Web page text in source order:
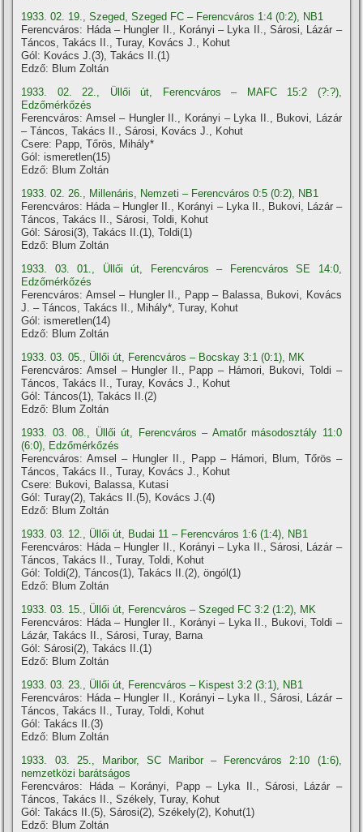
1933. 02. 19., Szeged, Szeged FC – Ferencváros 1:4 (0:2), NB1
Ferencváros: Háda – Hungler II., Korányi – Lyka II., Sárosi, Lázár –
Táncos, Takács II., Turay, Kovács J., Kohut
Gól: Kovács J.(3), Takács II.(1)
Edző: Blum Zoltán
1933. 02. 22., Üllői út, Ferencváros – MAFC 15:2 (?:?),
Edzőmérkőzés
Ferencváros: Amsel – Hungler II., Korányi – Lyka II., Bukovi, Lázár
– Táncos, Takács II., Sárosi, Kovács J., Kohut
Csere: Papp, Tőrös, Mihály*
Gól: ismeretlen(15)
Edző: Blum Zoltán
1933. 02. 26., Millenáris, Nemzeti – Ferencváros 0:5 (0:2), NB1
Ferencváros: Háda – Hungler II., Korányi – Lyka II., Bukovi, Lázár –
Táncos, Takács II., Sárosi, Toldi, Kohut
Gól: Sárosi(3), Takács II.(1), Toldi(1)
Edző: Blum Zoltán
1933. 03. 01., Üllői út, Ferencváros – Ferencváros SE 14:0,
Edzőmérkőzés
Ferencváros: Amsel – Hungler II., Papp – Balassa, Bukovi, Kovács
J. – Táncos, Takács II., Mihály*, Turay, Kohut
Gól: ismeretlen(14)
Edző: Blum Zoltán
1933. 03. 05., Üllői út, Ferencváros – Bocskay 3:1 (0:1), MK
Ferencváros: Amsel – Hungler II., Papp – Hámori, Bukovi, Toldi –
Táncos, Takács II., Turay, Kovács J., Kohut
Gól: Táncos(1), Takács II.(2)
Edző: Blum Zoltán
1933. 03. 08., Üllői út, Ferencváros – Amatőr másodosztály 11:0
(6:0), Edzőmérkőzés
Ferencváros: Amsel – Hungler II., Papp – Hámori, Blum, Tőrös –
Táncos, Takács II., Turay, Kovács J., Kohut
Csere: Bukovi, Balassa, Kutasi
Gól: Turay(2), Takács II.(5), Kovács J.(4)
Edző: Blum Zoltán
1933. 03. 12., Üllői út, Budai 11 – Ferencváros 1:6 (1:4), NB1
Ferencváros: Háda – Hungler II., Korányi – Lyka II., Sárosi, Lázár –
Táncos, Takács II., Turay, Toldi, Kohut
Gól: Toldi(2), Táncos(1), Takács II.(2), öngól(1)
Edző: Blum Zoltán
1933. 03. 15., Üllői út, Ferencváros – Szeged FC 3:2 (1:2), MK
Ferencváros: Háda – Hungler II., Korányi – Lyka II., Bukovi, Toldi –
Lázár, Takács II., Sárosi, Turay, Barna
Gól: Sárosi(2), Takács II.(1)
Edző: Blum Zoltán
1933. 03. 23., Üllői út, Ferencváros – Kispest 3:2 (3:1), NB1
Ferencváros: Háda – Hungler II., Korányi – Lyka II., Sárosi, Lázár –
Táncos, Takács II., Turay, Toldi, Kohut
Gól: Takács II.(3)
Edző: Blum Zoltán
1933. 03. 25., Maribor, SC Maribor – Ferencváros 2:10 (1:6),
nemzetközi barátságos
Ferencváros: Háda – Korányi, Papp – Lyka II., Sárosi, Lázár –
Táncos, Takács II., Székely, Turay, Kohut
Gól: Takács II.(5), Sárosi(2), Székely(2), Kohut(1)
Edző: Blum Zoltán